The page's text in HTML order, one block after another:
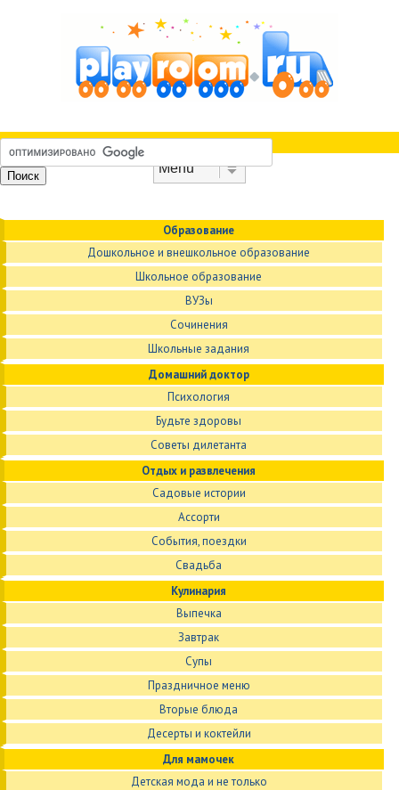
Образование
Дошкольное и внешкольное образование
Школьное образование
ВУЗы
Сочинения
Школьные задания
Домашний доктор
Психология
Будьте здоровы
Советы дилетанта
Отдых и развлечения
Садовые истории
Ассорти
События, поездки
Свадьба
Кулинария
Выпечка
Завтрак
Супы
Праздничное меню
Вторые блюда
Десерты и коктейли
Для мамочек
Детская мода и не только